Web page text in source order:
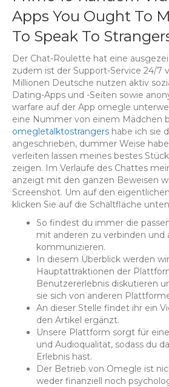
Apps You Ought To
To Speak To
Der Chat-Roulette hat eine
zudem ist der Support-Service 24/7
Millionen Deutsche nutzen aktiv
Dating-Apps und -Seiten sowie
warfare auf der App omegle
eine Nummer von einem Mädchen
omegletalktostrangers habe ich sie
angeschrieben, dummer Weise
verleiten lassen meines bestes
zeigen. Im Verlaufe des Chattes
anzeigt mit den ganzen Beweisen
Screenshot. Um auf den
klicken Sie auf die Schaltfläche
So findest du immer die
mit anderen zu verbinden und
kommunizieren.
In diesem Überblick werden
Hauptattraktionen der
Benutzererlebnis diskutieren
sie sich von anderen
An dieser Stelle findet ihr ein
den Artikel ergänzt.
Unsere Plattform sorgt für
und Audioqualität, sodass du
Erlebnis hast.
Der Betrieb von Omegle ist
weder finanziell noch